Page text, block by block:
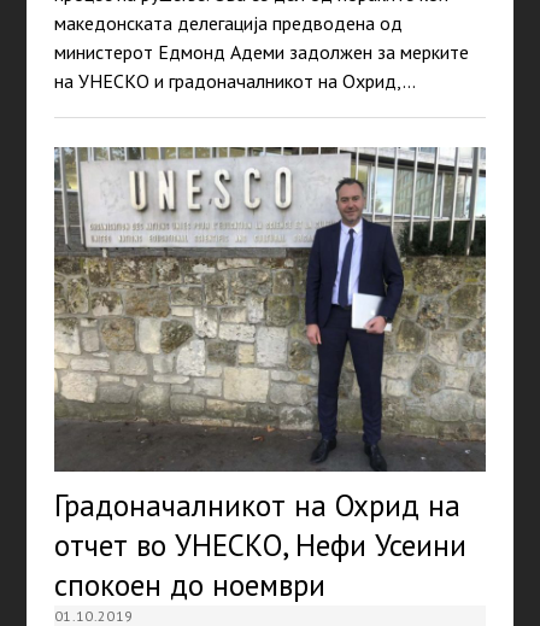
македонската делегација предводена од
министерот Едмонд Адеми задолжен за мерките
на УНЕСКО и градоначалникот на Охрид,…
Градоначалникот на Охрид на
отчет во УНЕСКО, Нефи Усеини
спокоен до ноември
01.10.2019